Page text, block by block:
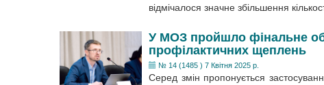
відмічалося значне збільшення
У МОЗ пройшло фінальне
профілактичних щеплень
№ 14 (1485 ) 7 Квітня 2025 р.
Серед змін пропонується